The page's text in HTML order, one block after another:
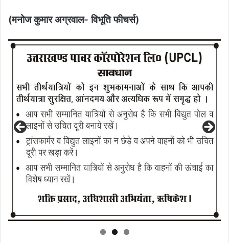
(मनोज कुमार अग्रवाल- विभूति फीचर्स)